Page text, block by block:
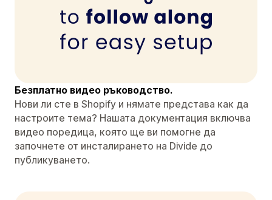
Безплатно видео ръководство.
Нови ли сте в Shopify и нямате представа как да
настроите тема? Нашата документация включва
видео поредица, която ще ви помогне да
започнете от инсталирането на Divide до
публикуването.